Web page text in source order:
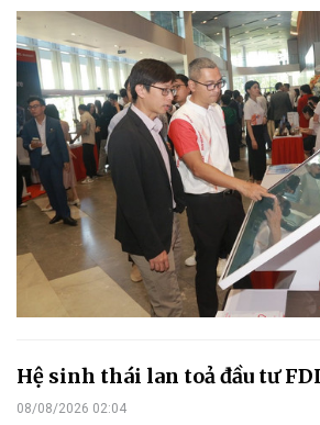
Hệ sinh thái lan toả đầu tư
08/08/2026 02:04